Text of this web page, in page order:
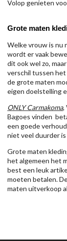
Volop genieten
Grote maten
Welke vrouw is nu
wordt er vaak
dit ook wel zo,
verschil tussen het
de grote maten
eigen doelstelling
ONLY Carmakoma,
Bagoes vinden
een goede
niet veel duurder
Grote maten
het algemeen het
best een leuk
moeten betalen.
maten uitverkoop